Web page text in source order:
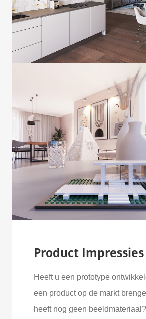
Product Impressies
Heeft u een prototype
een product op de markt
heeft nog geen